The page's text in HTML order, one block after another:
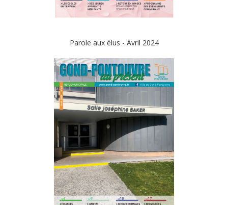
Parole aux élus - Avril 2024